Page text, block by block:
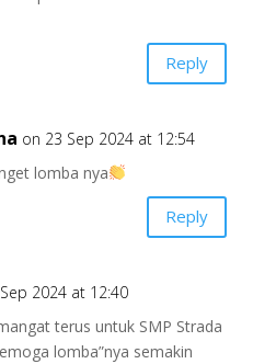
Reply
on 23 Sep 2024 at 12:54
lomba nya
Reply
2024 at 12:40
terus untuk SMP Strada
lomba”nya semakin